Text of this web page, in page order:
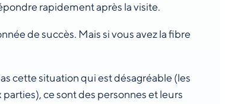
rapidement après la visite.
de succès. Mais si vous avez la fibre
cette situation qui est désagréable (les
ce sont des personnes et leurs